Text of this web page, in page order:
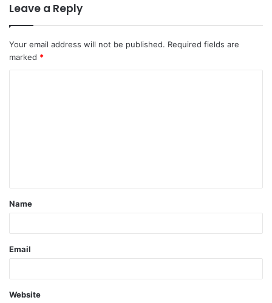
Leave a Reply
Your email address will not be published. Required fields are
marked *
t
*
Name
Email
Website